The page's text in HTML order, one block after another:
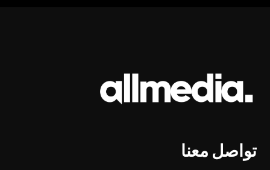
تواصل معنا